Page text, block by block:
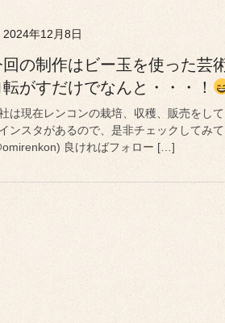
2024年12月8日
の制作はビー玉を使った芸
転がすだけでなんと・・・！
は現在レンコンの栽培、収穫、販売をし
ンスタがあるので、是非チェックしてみ
良ければフォロー […]